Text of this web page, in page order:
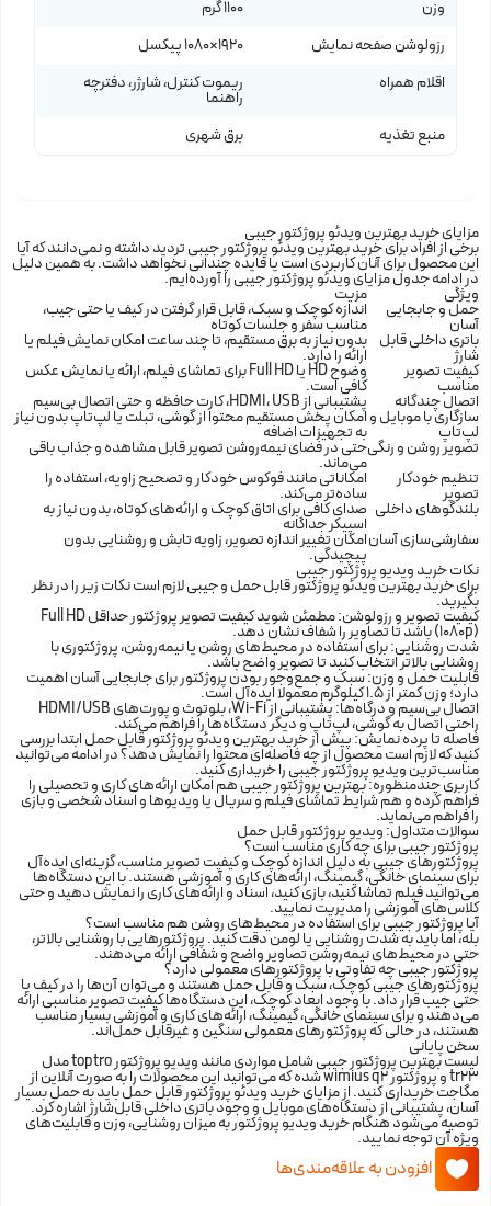
وزن
1100 گرم
رزولوشن صفحه نمایش
1920×1080 پیکسل
اقلام همراه
ریموت کنترل، شارژر، دفترچه
راهنما
منبع تغذیه
برق شهری
مزایای خرید بهترین ویدئو پروژکتور جیبی
برخی از افراد برای خریدبهترین ویدئو پروژکتور جیبیتردید داشته و نمی‌دانند که آیا
این محصول برای آنان کاربردی است یا فایده چندانی نخواهد داشت. به همین دلیل
در ادامه جدول مزایایویدئو پروژکتور جیبیرا آورده‌ایم.
ویژگی مزیت
حمل و جابجایی
آسان
اندازه کوچک و سبک، قابل قرار گرفتن در کیف یا حتی جیب،
مناسب سفر و جلسات کوتاه
باتری داخلی قابل
شارژ
بدون نیاز به برق مستقیم، تا چند ساعت امکان نمایش فیلم یا
ارائه را دارد.
کیفیت تصویر
مناسب
وضوح HD یا Full HD برای تماشای فیلم، ارائه یا نمایش عکس
کافی است.
اتصال چندگانه پشتیبانی از HDMI ،USB، کارت حافظه و حتی اتصال بی‌سیم
سازگاری با موبایل و
لپ‌تاپ
امکان پخش مستقیم محتوا از گوشی، تبلت یا لپ‌تاپ بدون نیاز
به تجهیزات اضافه
تصویر روشن و رنگیحتی در فضای نیمه‌روشن تصویر قابل مشاهده و جذاب باقی
می‌ماند.
تنظیم خودکار
تصویر
امکاناتی مانند فوکوس خودکار و تصحیح زاویه، استفاده را
ساده‌تر می‌کند.
بلندگوهای داخلی صدای کافی برای اتاق کوچک و ارائه‌های کوتاه، بدون نیاز به
اسپیکر جداگانه
سفارشی‌سازی آسانامکان تغییر اندازه تصویر، زاویه تابش و روشنایی بدون
پیچیدگی.
نکات خرید ویدیو پروژکتور جیبی
برای خرید بهترین ویدئو پروژکتور قابل حمل و جیبی لازم است نکات زیر را در نظر
بگیرید.
کیفیت تصویر و رزولوشن: مطمئن شوید کیفیت تصویر پروژکتور حداقل Full HD
(1080p) باشد تا تصاویر را شفاف نشان دهد.
شدت روشنایی:برای استفاده در محیط‌های روشن یا نیمه‌روشن، پروژکتوری با
روشنایی بالاتر انتخاب کنید تا تصویر واضح باشد.
قابلیت حمل و وزن:سبک و جمع‌وجور بودن پروژکتور برای جابجایی آسان اهمیت
دارد؛ وزن کمتر از 1.5 کیلوگرم معمولا ایده‌آل است.
اتصال بی‌سیم و درگاه‌ها: پشتیبانی از Wi-Fi، بلوتوث و پورت‌های HDMI/USB
راحتی اتصال به گوشی، لپ‌تاپ و دیگر دستگاه‌ها را فراهم می‌کند.
فاصله تا پرده نمایش:پیش از خرید بهترین ویدئو پروژکتور قابل حمل ابتدا بررسی
کنید که لازم است محصول از چه فاصله‌ای محتوا را نمایش دهد؟ در ادامه می‌توانید
مناسب‌ترین ویدیو پروژکتور جیبی را خریداری کنید.
کاربری چندمنظوره:بهترین پروژکتور جیبی هم امکان ارائه‌های کاری و تحصیلی را
فراهم کرده و هم شرایط تماشای فیلم و سریال یا ویدیوها و اسناد شخصی و بازی
را فراهم می‌نماید.
سوالات متداول: ویدیو پروژکتور قابل حمل
پروژکتور جیبی برای چه کاری مناسب است؟
پروژکتورهای جیبی به دلیل اندازه کوچک و کیفیت تصویر مناسب، گزینه‌ای ایده‌آل
برای سینمای خانگی، گیمینگ، ارائه‌های کاری و آموزشی هستند. با این دستگاه‌ها
می‌توانید فیلم تماشا کنید، بازی کنید، اسناد و ارائه‌های کاری را نمایش دهید و حتی
کلاس‌های آموزشی را مدیریت نمایید.
آیا پروژکتور جیبی برای استفاده در محیط‌های روشن هم مناسب است؟
بله، اما باید به شدت روشنایی یا لومن دقت کنید. پروژکتورهایی با روشنایی بالاتر،
حتی در محیط‌های نیمه‌روشن تصاویر واضح و شفافی ارائه می‌دهند.
پروژکتور جیبی چه تفاوتی با پروژکتورهای معمولی دارد؟
پروژکتورهای جیبی کوچک، سبک و قابل حمل هستند و می‌توان آن‌ها را در کیف یا
حتی جیب قرار داد. با وجود ابعاد کوچک، این دستگاه‌ها کیفیت تصویر مناسبی ارائه
می‌دهند و برای سینمای خانگی، گیمینگ، ارائه‌های کاری و آموزشی بسیار مناسب
هستند، در حالی که پروژکتورهای معمولی سنگین و غیرقابل حمل‌اند.
سخن پایانی
لیست بهترین پروژکتور جیبی شامل مواردی مانند ویدیو پروژکتور toptro مدل
tr23 و پروژکتور wimius q2 شده که می‌توانید این محصولات را به صورت آنلاین از
مگاجت خریداری کنید. از مزایای خرید ویدئو پروژکتور قابل حمل باید به حمل بسیار
آسان، پشتیبانی از دستگاه‌های موبایل و وجود باتری داخلی قابل‌شارژ اشاره کرد.
توصیه می‌شود هنگام خرید ویدیو پروژکتور به میزان روشنایی، وزن و قابلیت‌های
ویژه آن توجه نمایید.
افزودن به علاقه‌مندی‌ها